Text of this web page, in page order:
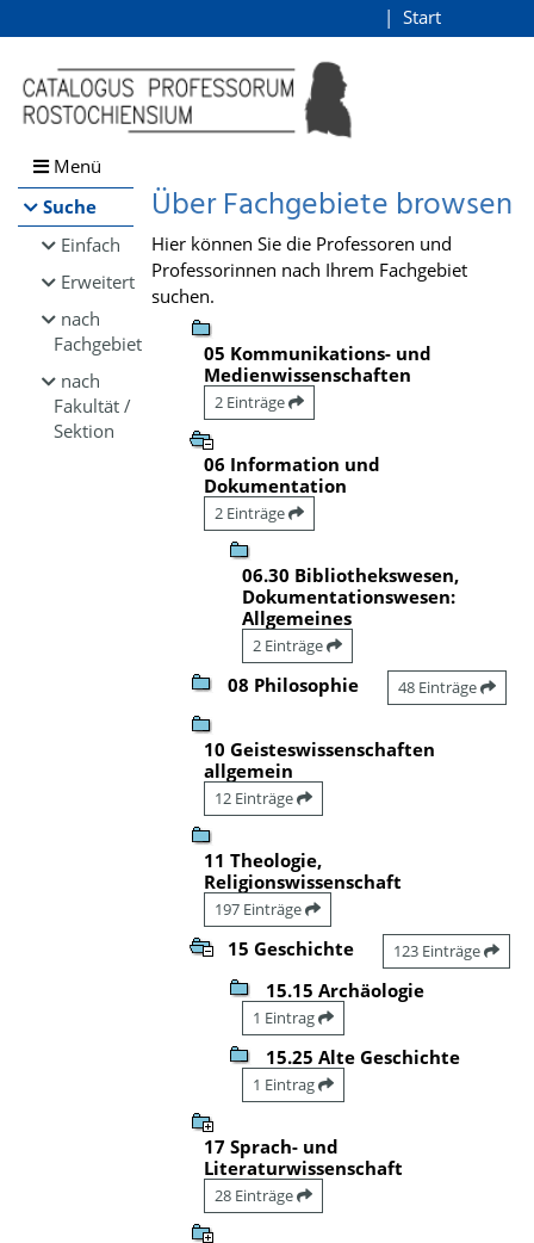
Browsen
direkt zum Inhalt
Start
Menü
Suche
Einfach
Erweitert
nach
Fachgebiet
nach
Fakultät /
Sektion
Über Fachgebiete browsen
Hier können Sie die Professoren und
Professorinnen nach Ihrem Fachgebiet
suchen.
05 Kommunikations- und
Medienwissenschaften
2 Einträge
06 Information und
Dokumentation
2 Einträge
06.30 Bibliothekswesen,
Dokumentationswesen:
Allgemeines
2 Einträge
08 Philosophie 48 Einträge
10 Geisteswissenschaften
allgemein
12 Einträge
11 Theologie,
Religionswissenschaft
197 Einträge
15 Geschichte 123 Einträge
15.15 Archäologie
1 Eintrag
15.25 Alte Geschichte
1 Eintrag
17 Sprach- und
Literaturwissenschaft
28 Einträge